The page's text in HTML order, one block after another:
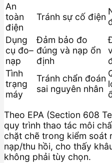
An
toàn
điện
Tránh sự cố điện
Dụng
cụ đo–
nạp
Đảm bảo đo
đúng và nạp ổn
định
Tình
trạng
máy
Tránh chẩn đoán
sai nguyên nhân
Theo EPA (Section 608
quy trình thao tác môi
chặt chẽ trong kiểm soát
nạp/thu hồi, cho thấy
không phải tùy chọn.